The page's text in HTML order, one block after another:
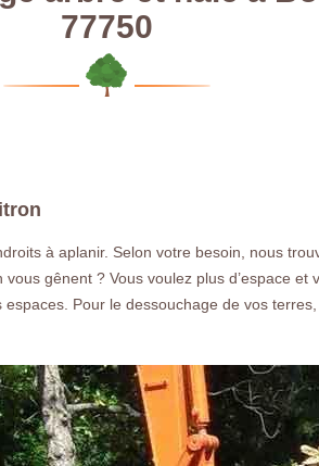
77750
à aplanir. Selon votre besoin, nous
gênent ? Vous voulez plus d’espace
Pour le dessouchage de vos